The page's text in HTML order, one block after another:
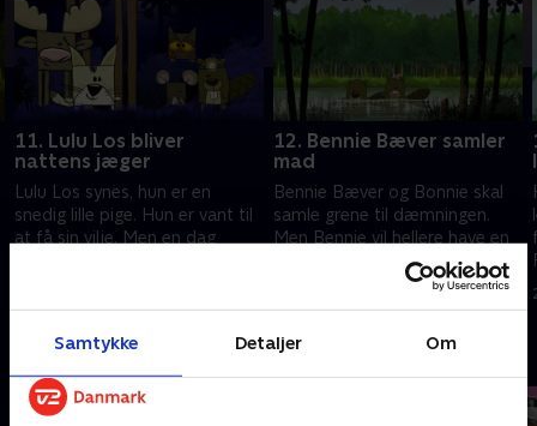
Samtykke Detaljer Om
11. Lulu Los bliver
nattens jæger
Lulu Los synes, hun er en
snedig lille pige. Hun er vant til
at få sin vilje. Men en dag
12. Bennie Bæver samler
mad
Bennie Bæver og Bonnie skal
samle grene til dæmningen.
Men Bennie vil hellere have en
flot sten med hjem. Bonnie
mener ikke, at han kan bruge
stenen til noget.
24. september 2022 • 6 min
Andre så også